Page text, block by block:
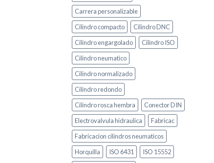
Carrera personalizable
Cilindro compacto
Cilindro DNC
Cilindro engargolado
Cilindro ISO
Cilindro neumatico
Cilindro normalizado
Cilindro redondo
Cilindro rosca hembra
Conector DIN
Electrovalvula hidraulica
Fabricac
Fabricacion cilindros neumaticos
Horquilla
ISO 6431
ISO 15552